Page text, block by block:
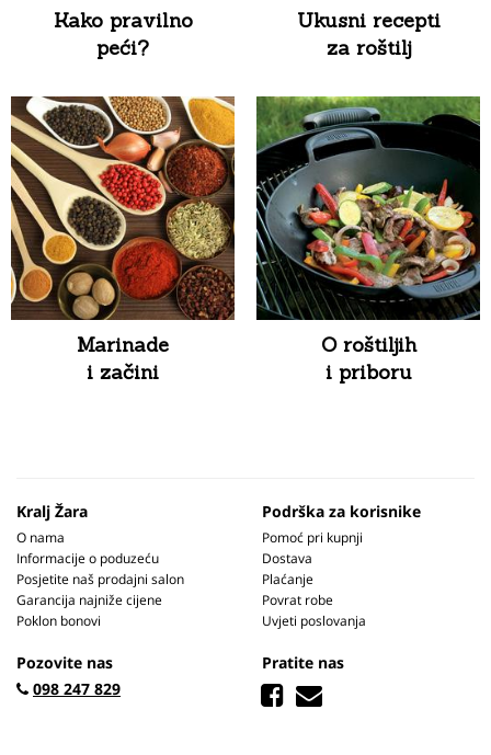
Kako pravilno
peći?
Ukusni recepti
za roštilj
Marinade
i začini
O roštiljih
i priboru
Kralj Žara
O nama
Informacije o poduzeću
Posjetite naš prodajni salon
Garancija najniže cijene
Poklon bonovi
Podrška za korisnike
Pomoć pri kupnji
Dostava
Plaćanje
Povrat robe
Uvjeti poslovanja
Pozovite nas
098 247 829
Pratite nas